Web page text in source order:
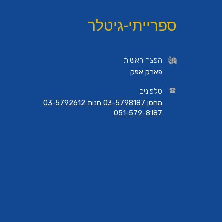
ספרייתי-גיטלר
הפצה ראשית
פארק אפק
טלפונים
מחסן 03-5798187 חנות 03-5792612
051-579-8187